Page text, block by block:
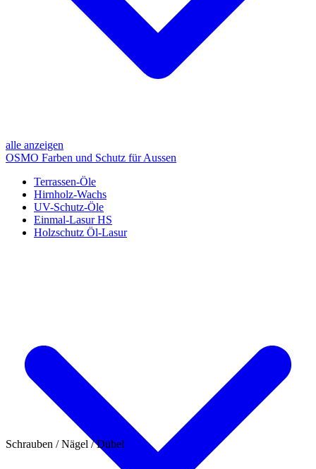
alle anzeigen
OSMO Farben und Schutz für Aussen
Terrassen-Öle
Hirnholz-Wachs
UV-Schutz-Öle
Einmal-Lasur HS
Holzschutz Öl-Lasur
Schrauben / Nägel / Dübel